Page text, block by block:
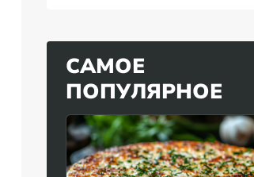
САМОЕ
ПОПУЛЯРНОЕ